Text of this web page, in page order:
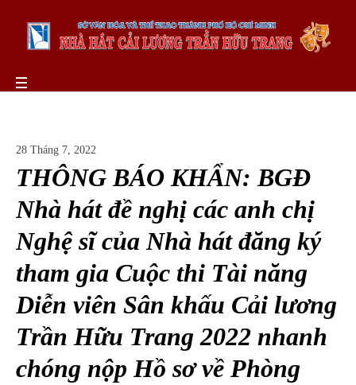
28 Tháng 7, 2022
THÔNG BÁO KHẨN: BGĐ
Nhà hát đề nghị các anh chị
Nghệ sĩ của Nhà hát đăng ký
tham gia Cuộc thi Tài năng
Diễn viên Sân khấu Cải lương
Trần Hữu Trang 2022 nhanh
chóng nộp Hồ sơ về Phòng